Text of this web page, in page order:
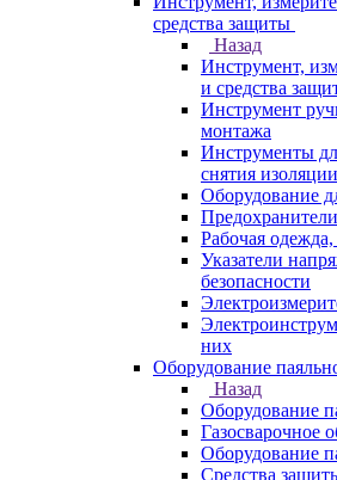
средства защиты
Назад
Инструмент,
и средства
Инструмент
монтажа
Инструменты
снятия изоляции
Оборудование
Предохранители
Рабочая
Указатели
безопасности
них
Оборудование
Назад
Оборудование
Газосварочное
Оборудование
Средства